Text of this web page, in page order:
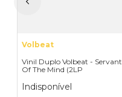
Volbeat
Vinil Duplo Volbeat - Servant
Of The Mind (2LP
Importado
Indisponível